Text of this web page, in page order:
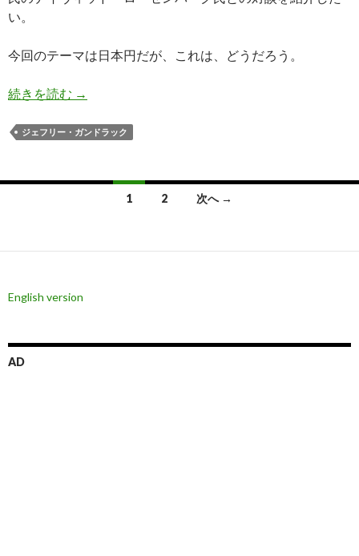
い。
今回のテーマは日本円だが、これは、どうだろう。
続きを読む ガンドラック氏: 日本円は割安だ、これから上昇
→
ジェフリー・ガンドラック
ナ
ゲ
ー
シ
1 2 次へ →
English version
AD